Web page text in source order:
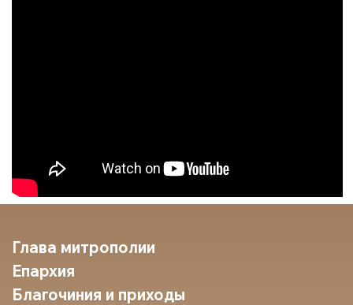
Глава митрополии
Епархия
Благочиния и приходы